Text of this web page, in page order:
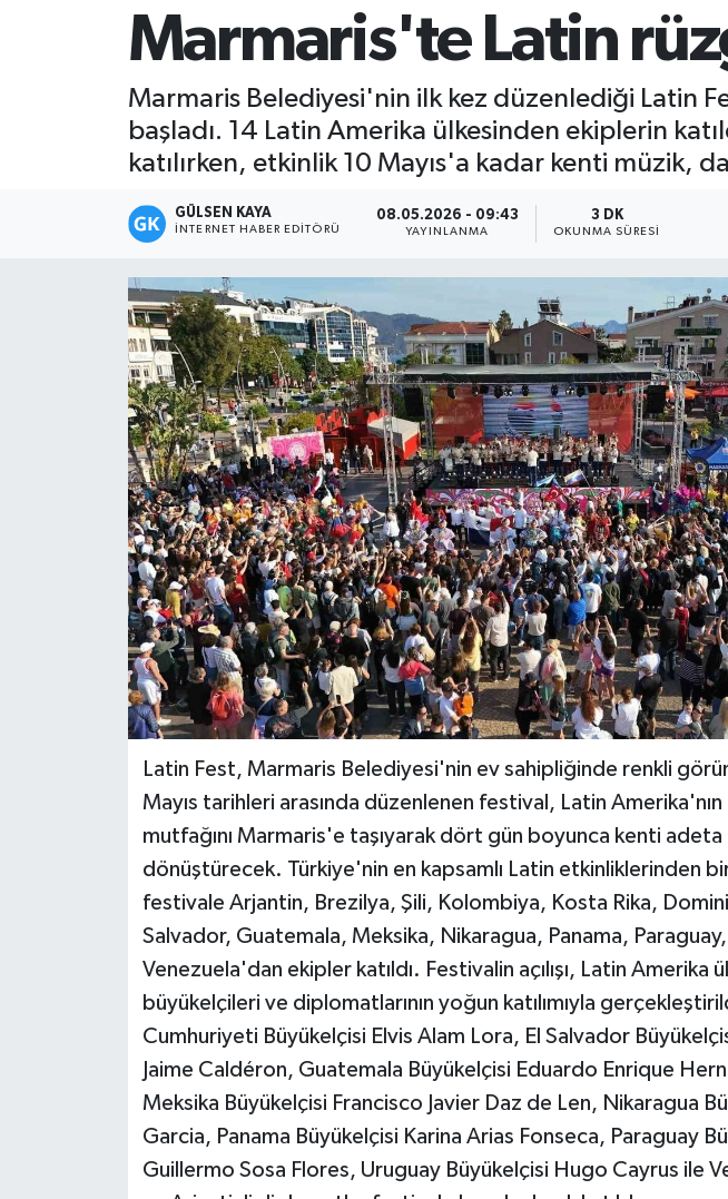
Marmaris'te Latin
Marmaris Belediyesi'nin ilk kez düzenlediği Latin
başladı. 14 Latin Amerika ülkesinden ekiplerin
katılırken, etkinlik 10 Mayıs'a kadar kenti müzik,
GÜLSEN KAYA
İNTERNET HABER EDITÖRÜ
08.05.2026 - 09:43
YAYINLANMA
3 DK
OKUNMA SÜRESI
Latin Fest, Marmaris Belediyesi'nin ev sahipliğinde renkli
Mayıs tarihleri arasında düzenlenen festival, Latin Amerika'nın
mutfağını Marmaris'e taşıyarak dört gün boyunca kenti adeta
dönüştürecek. Türkiye'nin en kapsamlı Latin etkinliklerinden
festivale Arjantin, Brezilya, Şili, Kolombiya, Kosta Rika,
Salvador, Guatemala, Meksika, Nikaragua, Panama,
Venezuela'dan ekipler katıldı. Festivalin açılışı, Latin Amerika
büyükelçileri ve diplomatlarının yoğun katılımıyla
Cumhuriyeti Büyükelçisi Elvis Alam Lora, El Salvador
Jaime Caldéron, Guatemala Büyükelçisi Eduardo Enrique
Meksika Büyükelçisi Francisco Javier Daz de Len, Nikaragua
Garcia, Panama Büyükelçisi Karina Arias Fonseca, Paraguay
Guillermo Sosa Flores, Uruguay Büyükelçisi Hugo Cayrus ile
Magazin
Mersin Tarihi
Özel Haber
Resmi İlan
Sürmanşet
Teknoloji